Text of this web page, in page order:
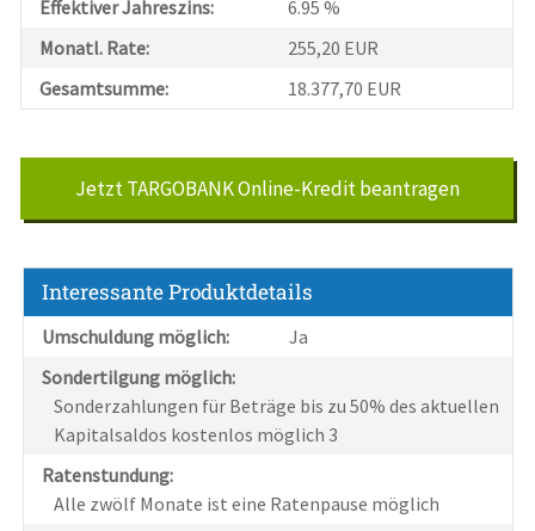
Effektiver Jahreszins:
6.95 %
Monatl. Rate:
255,20 EUR
Gesamtsumme:
18.377,70 EUR
Jetzt TARGOBANK Online-Kredit beantragen
Interessante Produktdetails
Umschuldung möglich:
Ja
Sondertilgung möglich:
Sonderzahlungen für Beträge bis zu 50% des aktuellen
Kapitalsaldos kostenlos möglich 3
Ratenstundung:
Alle zwölf Monate ist eine Ratenpause möglich